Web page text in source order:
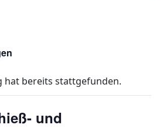
hat bereits stattgefunden.
und